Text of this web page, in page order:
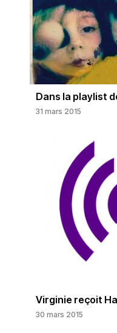
Dans la playlist
31 mars 2015
Virginie reçoit
30 mars 2015